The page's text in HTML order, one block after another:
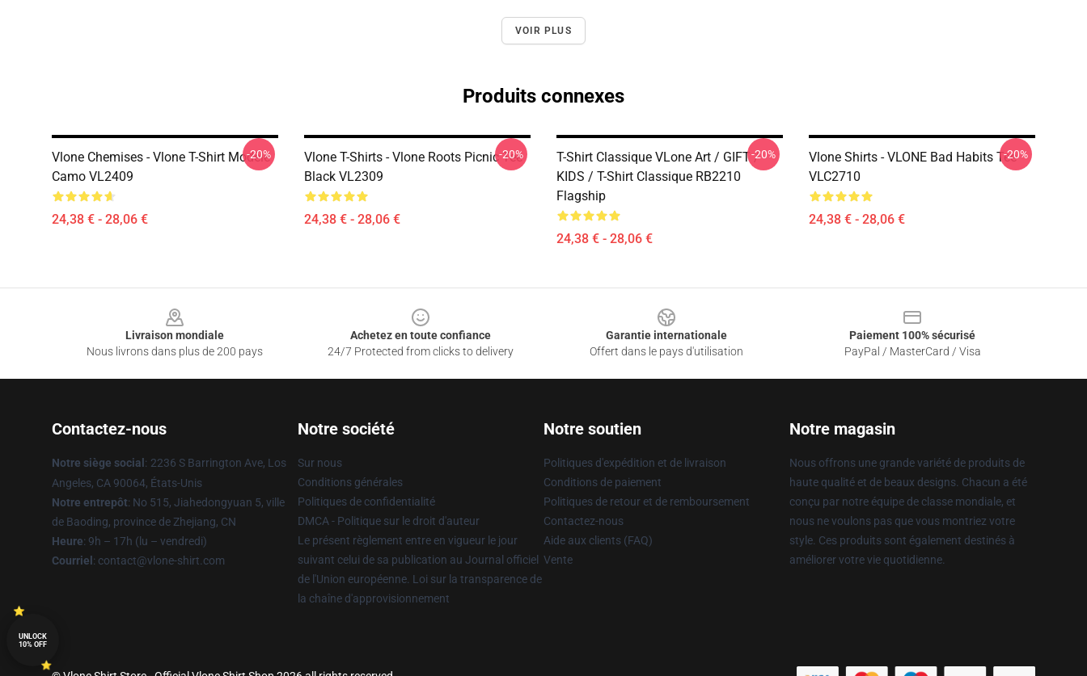
VOIR PLUS
Produits connexes
Vlone Chemises - Vlone T-Shirt Modèle
Camo VL2409
24,38 € - 28,06 €
-20%
Vlone T-Shirts - Vlone Roots Picnic Tee
Black VL2309
24,38 € - 28,06 €
-20%
T-Shirt Classique VLone Art / GIFT /
KIDS / T-Shirt Classique RB2210
Flagship
24,38 € - 28,06 €
-20%
Vlone Shirts - VLONE Bad Habits Tee
VLC2710
24,38 € - 28,06 €
-20%
Livraison mondiale
Nous livrons dans plus de 200 pays
Achetez en toute confiance
24/7 Protected from clicks to delivery
Garantie internationale
Offert dans le pays d'utilisation
Paiement 100% sécurisé
PayPal / MasterCard / Visa
Contactez-nous
Notre siège social : 2236 S Barrington Ave, Los
Angeles, CA 90064, États-Unis
Notre entrepôt: No 515, Jiahedongyuan 5, ville
de Baoding, province de Zhejiang, CN
Heure: 9h – 17h (lu – vendredi)
Courriel : contact@vlone-shirt.com
Notre société
Sur nous
Conditions générales
Politiques de confidentialité
DMCA - Politique sur le droit d'auteur
Le présent règlement entre en vigueur le jour
suivant celui de sa publication au Journal officiel
de l'Union européenne. Loi sur la transparence de
la chaîne d'approvisionnement
Notre soutien
Politiques d'expédition et de livraison
Conditions de paiement
Politiques de retour et de remboursement
Contactez-nous
Aide aux clients (FAQ)
Vente
Notre magasin
Nous offrons une grande variété de produits de
haute qualité et de beaux designs. Chacun a été
conçu par notre équipe de classe mondiale, et
nous ne voulons pas que vous montriez votre
style. Ces produits sont également destinés à
améliorer votre vie quotidienne.
UNLOCK
10% OFF